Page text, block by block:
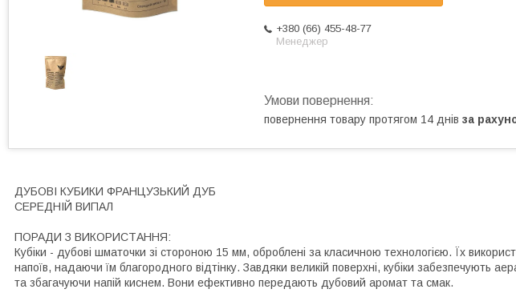
+380 (66) 455-48-77
Менеджер
повернення товару протягом 14 днів за
ДУБОВІ КУБИКИ ФРАНЦУЗЬКИЙ ДУБ
CЕРЕДНІЙ ВИПАЛ
ПОРАДИ З ВИКОРИСТАННЯ:
Кубіки - дубові шматочки зі стороною 15 мм, оброблені за класичною технологією. Їх
напоїв, надаючи їм благородного відтінку. Завдяки великій поверхні, кубіки забезпечують
та збагачуючи напій киснем. Вони ефективно передають дубовий аромат та смак.